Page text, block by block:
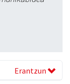
Erantzun